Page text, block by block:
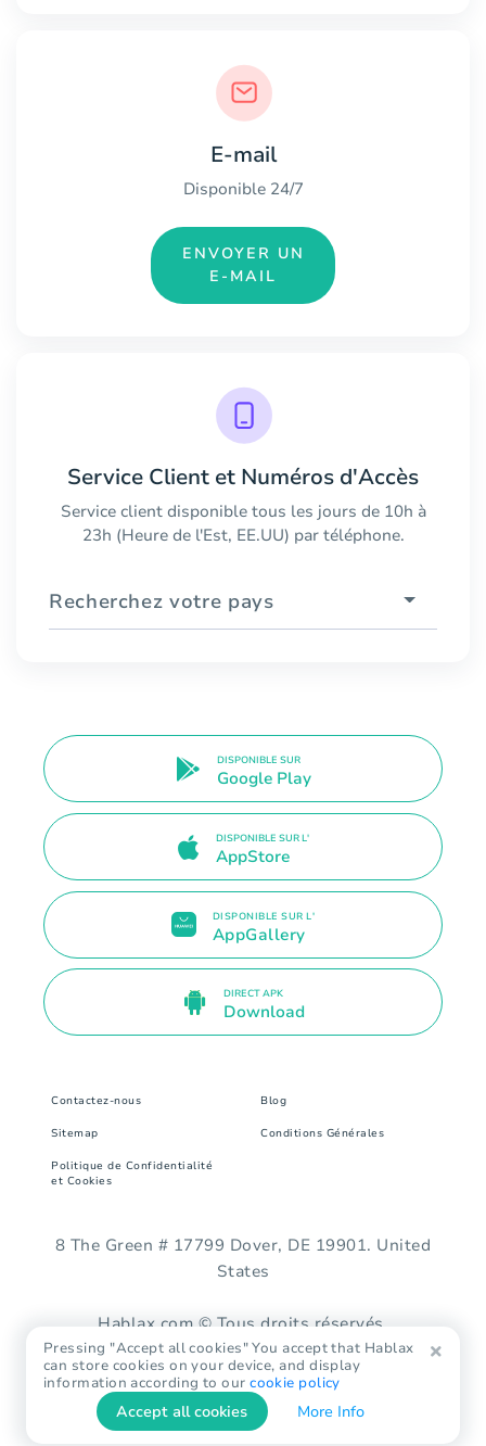
E-mail
Disponible 24/7
ENVOYER UN
E-MAIL
Service Client et Numéros d'Accès
Service client disponible tous les jours de 10h à
23h (Heure de l'Est, EE.UU) par téléphone.
Recherchez votre pays
DISPONIBLE SUR
Google Play
DISPONIBLE SUR L'
AppStore
DISPONIBLE SUR L'
AppGallery
DIRECT APK
Download
Contactez-nous Blog
Sitemap Conditions Générales
Politique de Confidentialité
et Cookies
8 The Green # 17799 Dover, DE 19901. United
States
Hablax.com © Tous droits réservés.
Pressing "Accept all cookies" You accept that Hablax
can store cookies on your device, and display
information according to ourcookie policy
Accept all cookies More Info